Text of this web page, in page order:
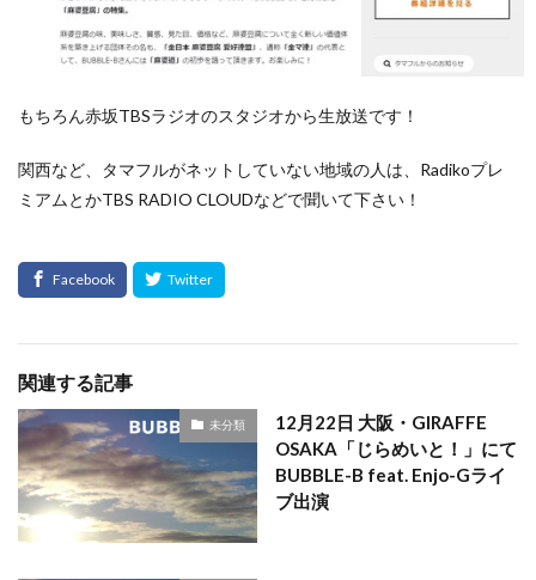
もちろん赤坂TBSラジオのスタジオから生放送です！
関西など、タマフルがネットしていない地域の人は、Radikoプレ
ミアムとかTBS RADIO CLOUDなどで聞いて下さい！
関連する記事
未分類
12月22日 大阪・GIRAFFE
OSAKA「じらめいと！」にて
BUBBLE-B feat. Enjo-Gライ
ブ出演